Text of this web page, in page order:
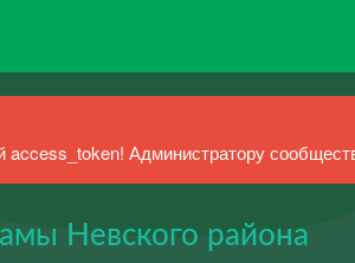
Администратору
Невского района